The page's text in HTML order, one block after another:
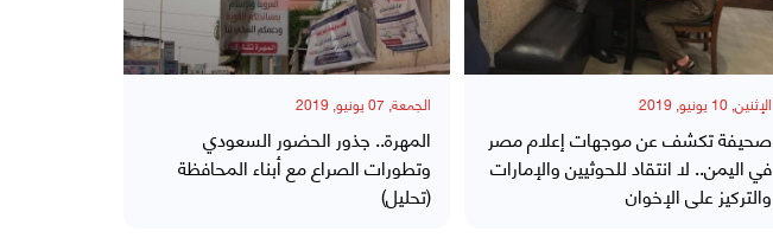
الإثنين, 10 يونيو, 2019
صحيفة تكشف عن موجهات إعلام مصر
في اليمن.. لا انتقاد للحوثيين والإمارات
والتركيز على الإخوان
الجمعة, 07 يونيو, 2019
المهرة.. جذور الحضور السعودي
وتطورات الصراع مع أبناء المحافظة
(تحليل)